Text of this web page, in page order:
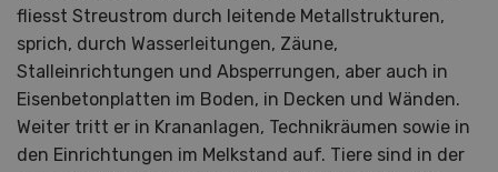
fliesst Streustrom durch leitende Metallstrukturen,
sprich, durch Wasserleitungen, Zäune,
Stalleinrichtungen und Absperrungen, aber auch in
Eisenbetonplatten im Boden, in Decken und Wänden.
Weiter tritt er in Krananlagen, Technikräumen sowie in
den Einrichtungen im Melkstand auf. Tiere sind in der